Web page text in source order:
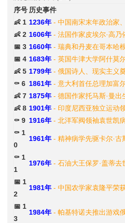
序号 历史事件
👶 1 1236年 - 中国南宋末年政治家
👶 2 1606年 - 法国作家皮埃尔·高乃
📅 3 1660年 - 瑞典和丹麦在哥本哈
📅 4 1683年 - 英国牛津大学阿什莫
👶 5 1799年 - 俄国诗人、现实主义
⚰️ 6 1861年 - 意大利首任总理加富
👶 7 1875年 - 德国作家托马斯·曼出
👶 8 1901年 - 印度尼西亚独立运动
⚰️ 9 1916年 - 北洋军阀领袖袁世凯
⚰️ 1
0
1961年 - 精神病学先驱卡尔·古
⚰️ 1
1
1976年 - 石油大王保罗·盖蒂去
📅 1
2
1981年 - 中国农学家袁隆平荣
📅 1
3
1984年 - 帕基特诺夫推出游戏